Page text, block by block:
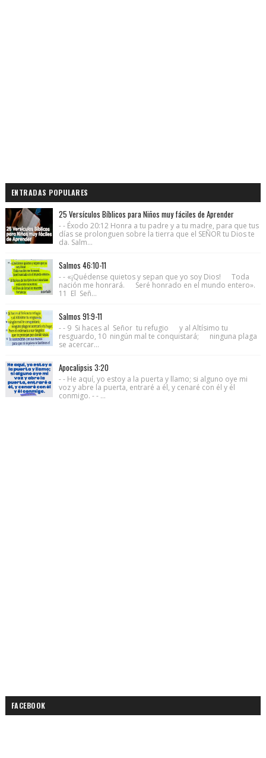
ENTRADAS POPULARES
25 Versículos Bíblicos para Niños muy fáciles de Aprender
- - Éxodo 20:12 Honra a tu padre y a tu madre, para que tus
días se prolonguen sobre la tierra que el SEÑOR tu Dios te
da. Salm...
Salmos 46:10-11
- - «¡Quédense quietos y sepan que yo soy Dios! Toda
nación me honrará. Seré honrado en el mundo entero».
11 El Señ...
Salmos 91:9-11
- - 9 Si haces al Señor tu refugio y al Altísimo tu
resguardo, 10 ningún mal te conquistará; ninguna plaga
se acercar...
Apocalipsis 3:20
- - He aquí, yo estoy a la puerta y llamo; si alguno oye mi
voz y abre la puerta, entraré a él, y cenaré con él y él
conmigo. - - ...
FACEBOOK